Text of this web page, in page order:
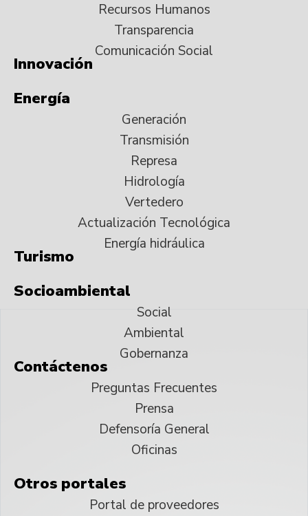
Recursos Humanos
Transparencia
Comunicación Social
Innovación
Energía
Generación
Transmisión
Represa
Hidrología
Vertedero
Actualización Tecnológica
Energía hidráulica
Turismo
Socioambiental
Social
Ambiental
Gobernanza
Contáctenos
Preguntas Frecuentes
Prensa
Defensoría General
Oficinas
Otros portales
Portal de proveedores